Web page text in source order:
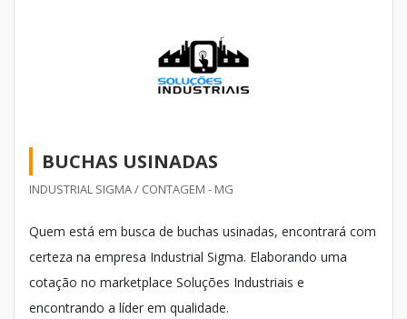
BUCHAS USINADAS
INDUSTRIAL SIGMA / CONTAGEM - MG
Quem está em busca de buchas usinadas, encontrará com
certeza na empresa Industrial Sigma. Elaborando uma
cotação no marketplace Soluções Industriais e
encontrando a líder em qualidade.